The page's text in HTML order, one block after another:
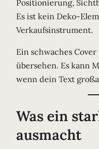
Positionierung,
Es ist kein Deko-
Verkaufsinstrument.
Ein schwaches
übersehen. Es kann
wenn dein Text
Was ein
ausmacht